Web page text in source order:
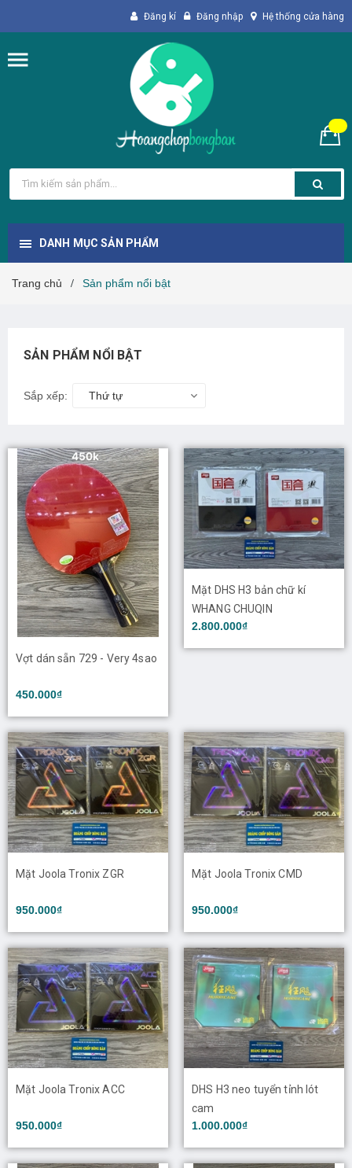
Đăng kí Đăng nhập Hệ thống cửa hàng
DANH MỤC SẢN PHẨM
Trang chủ / Sản phẩm nổi bật
SẢN PHẨM NỔI BẬT
Sắp xếp: Thứ tự
Vợt dán sẵn 729 - Very 4sao
450.000₫
Mặt DHS H3 bản chữ kí
WHANG CHUQIN
2.800.000₫
Mặt Joola Tronix ZGR
950.000₫
Mặt Joola Tronix CMD
950.000₫
Mặt Joola Tronix ACC
950.000₫
DHS H3 neo tuyển tỉnh lót
cam
1.000.000₫